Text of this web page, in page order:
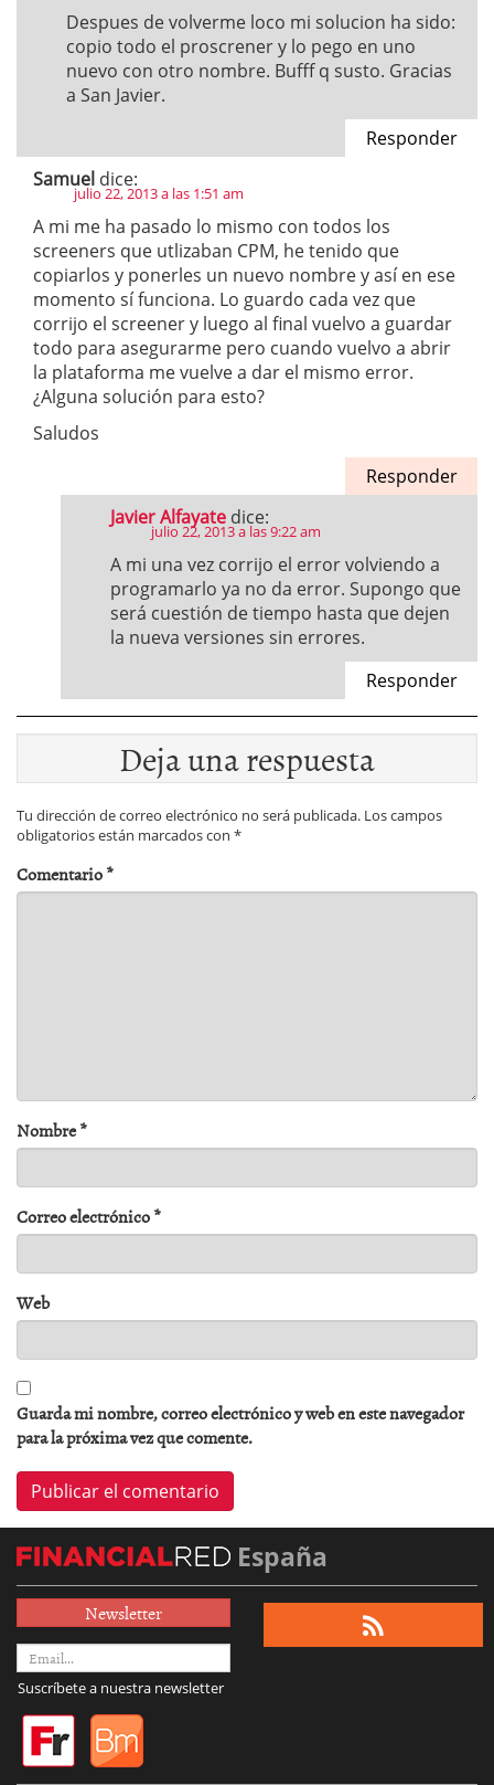
Despues de volverme loco mi solucion ha sido:
copio todo el proscrener y lo pego en uno
nuevo con otro nombre. Bufff q susto. Gracias
a San Javier.
Responder
Samuel dice:
julio 22, 2013 a las 1:51 am
A mi me ha pasado lo mismo con todos los
screeners que utlizaban CPM, he tenido que
copiarlos y ponerles un nuevo nombre y así en ese
momento sí funciona. Lo guardo cada vez que
corrijo el screener y luego al final vuelvo a guardar
todo para asegurarme pero cuando vuelvo a abrir
la plataforma me vuelve a dar el mismo error.
¿Alguna solución para esto?
Saludos
Responder
Javier Alfayate dice:
julio 22, 2013 a las 9:22 am
A mi una vez corrijo el error volviendo a
programarlo ya no da error. Supongo que
será cuestión de tiempo hasta que dejen
la nueva versiones sin errores.
Responder
Deja una respuesta
Tu dirección de correo electrónico no será publicada. Los campos
obligatorios están marcados con *
Comentario*
Nombre*
Correo electrónico*
Web
Guarda mi nombre, correo electrónico y web en este navegador
para la próxima vez que comente.
España
Newsletter
Suscríbete a nuestra newsletter